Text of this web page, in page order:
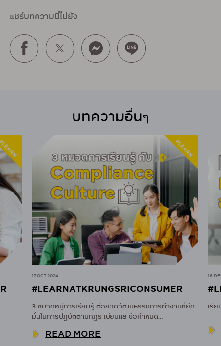
แชร์บทความนี้ไปยัง
บทความอื่นๆ
17 OCT 2024
#LEARNATKRUNGSRICONSUMER
3 หมวดหมู่การเรียนรู้ ต่อยอดวัฒนธรรมการทำงานที่ยึด
มั่นในการปฏิบัติตามกฎระเบียบและข้อกำหนด
(COMPLIANCE CULTURE)
READ MORE
16
เรี